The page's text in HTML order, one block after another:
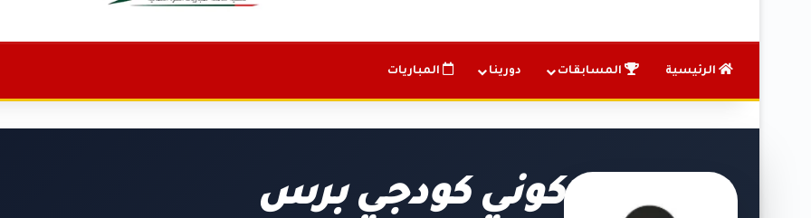
الرئيسية المسابقات دورينا المباريات
كوني كودجي برس